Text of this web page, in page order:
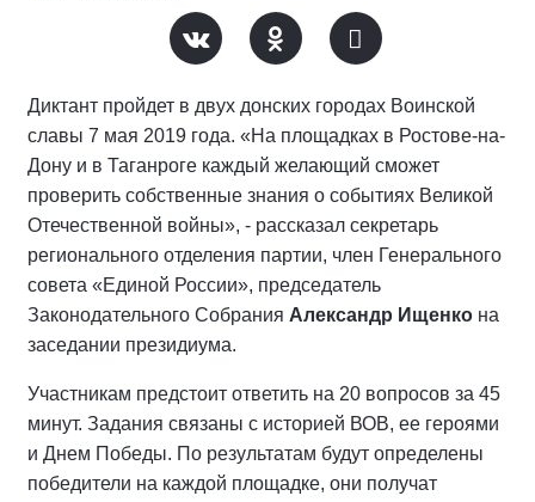
Диктант пройдет в двух донских городах Воинской
славы 7 мая 2019 года. «На площадках в Ростове-на-
Дону и в Таганроге каждый желающий сможет
проверить собственные знания о событиях Великой
Отечественной войны», - рассказал секретарь
регионального отделения партии, член Генерального
совета «Единой России», председатель
Законодательного Собрания Александр Ищенко на
заседании президиума.
Участникам предстоит ответить на 20 вопросов за 45
минут. Задания связаны с историей ВОВ, ее героями
и Днем Победы. По результатам будут определены
победители на каждой площадке, они получат